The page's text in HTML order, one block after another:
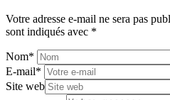
Votre adresse e-mail ne sera pas
sont indiqués avec *
Nom*
E-mail*
Site web